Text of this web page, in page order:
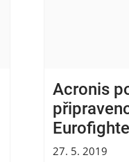
Acronis
27. 5. 2019